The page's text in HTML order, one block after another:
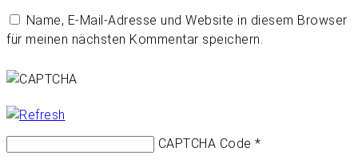
Name, E-Mail-Adresse und Website in diesem Browser
für meinen nächsten Kommentar speichern.
CAPTCHA Code *